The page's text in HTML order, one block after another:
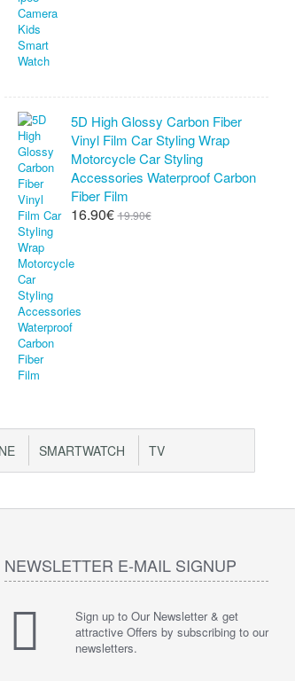
5D High Glossy Carbon Fiber
Vinyl Film Car Styling Wrap
Motorcycle Car Styling
Accessories Waterproof Carbon
Fiber Film
16.90€ 19.90€
SMARTWATCH TV
NEWSLETTER E-MAIL SIGNUP
Sign up to Our Newsletter & get
attractive Offers by subscribing to our
newsletters.